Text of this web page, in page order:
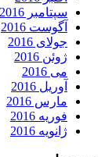
سپتامبر 2016
آگوست 2016
جولای 2016
ژوئن 2016
می 2016
آوریل 2016
مارس 2016
فوریه 2016
ژانویه 2016